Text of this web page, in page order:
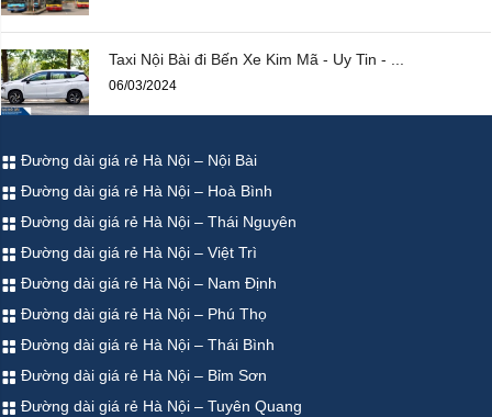
Taxi Nội Bài đi Bến Xe Kim Mã - Uy Tin - ...
06/03/2024
Đường dài giá rẻ Hà Nội – Nội Bài
Đường dài giá rẻ Hà Nội – Hoà Bình
Đường dài giá rẻ Hà Nội – Thái Nguyên
Đường dài giá rẻ Hà Nội – Việt Trì
Đường dài giá rẻ Hà Nội – Nam Định
Đường dài giá rẻ Hà Nội – Phú Thọ
Đường dài giá rẻ Hà Nội – Thái Bình
Đường dài giá rẻ Hà Nội – Bỉm Sơn
Đường dài giá rẻ Hà Nội – Tuyên Quang